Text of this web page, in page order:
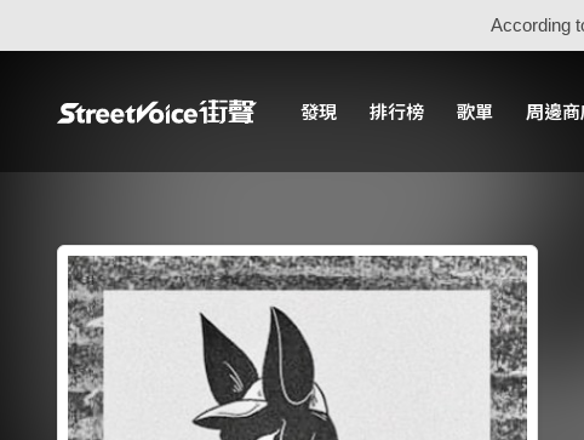
According
發現 排行榜 歌單 周邊商